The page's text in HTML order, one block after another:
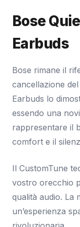
Bose
Earbuds
Bose rimane il
cancellazione
Earbuds lo
essendo una
rappresentare il
comfort e il
Il CustomTune
vostro orecchio
qualità audio. La
un’esperienza